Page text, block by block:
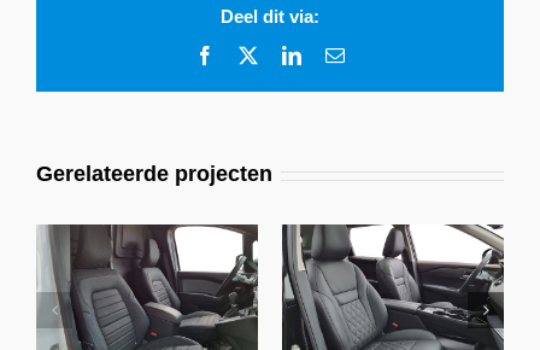
Deel dit via:
Facebook LinkedIn
E-
Gerelateerde projecten
Nissan Townstar,
Alba eco-leather®
zwart
Nissan X-Trail, Alba
Nappa Leder Zwart